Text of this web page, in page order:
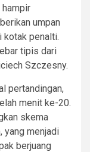
umpan
kotak penalti.
tipis dari
Szczesny.
pertandingan,
menit ke-20.
skema
yang menjadi
berjuang